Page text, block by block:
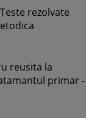
rezolvate
reusita la
primar -